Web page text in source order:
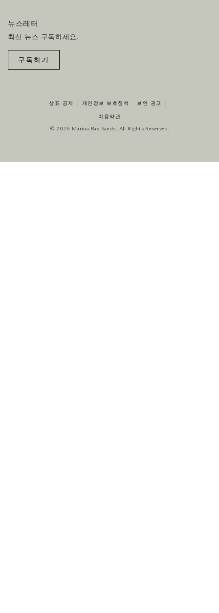
뉴스레터
최신 뉴스 구독하세요.
구독하기
상표 공지 개인정보 보호정책 보안 권고
이용약관
© 2026 Marina Bay Sands. All Rights Reserved.